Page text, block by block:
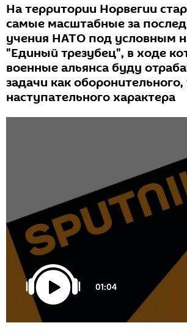
На территории Норвегии
самые масштабные за
учения НАТО под условным
"Единый трезубец", в ходе
военные альянса буду
задачи как оборонительного,
наступательного характера
01:04